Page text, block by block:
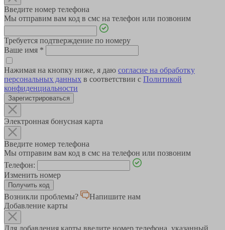
Введите номер телефона
Мы отправим вам код в смс на телефон или позвоним
Требуется подтверждение по номеру
Ваше имя *
Нажимая на кнопку ниже, я даю согласие на обработку
персональных данных в соответствии с Политикой
конфиденциальности
Зарегистрироваться
Электронная бонусная карта
Введите номер телефона
Мы отправим вам код в смс на телефон или позвоним
Телефон:
Изменить номер
Возникли проблемы?
Напишите нам
Добавление карты